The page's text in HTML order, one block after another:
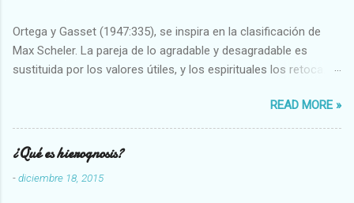
Ortega y Gasset (1947:335), se inspira en la clasificación de
Max Scheler. La pareja de lo agradable y desagradable es
sustituida por los valores útiles, y los espirituales los retoca.
Abundante-Escaso,etc 2 VITALES Sano-Enfermo Selecto-
Vulgar Enérgico-Inerte Fuerte-Débil,etc. 3 ESPIRITUALES a)
Intelectuales Conocimiento-Error Exacto-Aproximado
Evidente-Probable,etc b) Morales Bueno-malo Bondadoso-
malvado Justo-Injusto Escrupuloso-Relajado Leal-Desleal,etc.
READ MORE »
¿Qué es hierognosis?
-diciembre 18, 2015